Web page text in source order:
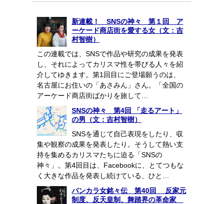
新連載！ SNSの神々 第１回 ア
ーケード商店街を愛する女（文：吉
村智樹）
この連載では、SNSで作品や研究の成果を発表
し、それによってカリスマ性を帯びる人々を紹
介してゆきます。第1回目にご登場願うのは、
名古屋にお住いの「あさみん」さん。「全国の
アーケード商店街ばかりを旅して…
SNSの神々 第4回 「走るアート」
の男（文：吉村智樹）
SNSを通じて自己表現をしたり、収
集や観察の成果を発表したり。そうして熱い支
持を集めるカリスマたちに迫る「SNSの
神々」。第4回目は、Facebookに、とてつもな
く大きな作品を発表し続けている、ひと…
バンカラ女銘々伝 第40回 反家元
制度、反天皇制、舞踏界の革命家